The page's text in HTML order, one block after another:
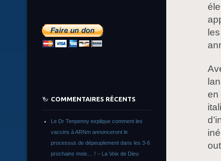
en
COMMENTAIRES RÉCENTS
Le Dr Tenpenny explique comment les
vaccins à ARNm annonceront le
processus de dépeuplement dans les 3-6
prochains mois… ! – La Voix de Dieu